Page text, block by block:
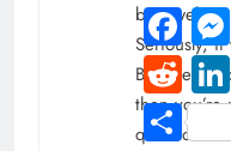
best
Seriously, if
BetRivers
then
questions
Reddit
Share